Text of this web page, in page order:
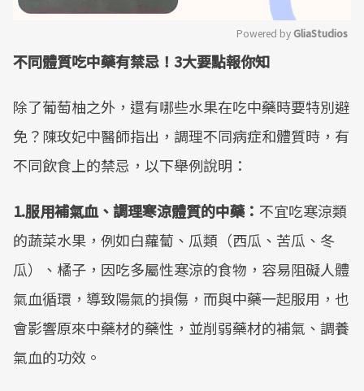
Powered by GliaStudios
不同體質吃中藥有禁忌！3大要點報你知
除了葡萄柚之外，還有哪些水果在吃中藥時要特別避
免？陳玫妃中醫師指出，調理不同病症和體質時，有
不同飲食上的禁忌，以下舉例說明：
1.服用補氣血、調理寒涼體質的中藥： 不宜吃寒涼類
的蔬菜水果，例如白蘿蔔、瓜類（西瓜、苦瓜、冬
瓜）、橘子，因吃多屬性寒涼的食物，容易阻礙人體
氣血循環，導致陽氣的損傷，而與中藥一起服用，也
會影響原來中藥材的藥性，並削弱藥材的補氣、調養
氣血的功效。